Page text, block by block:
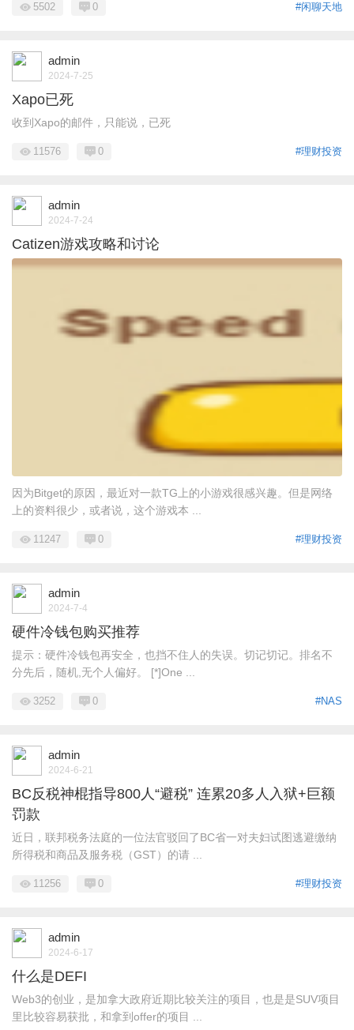
#闲聊天地
5502 0
admin
2024-7-25
Xapo已死
收到Xapo的邮件，只能说，已死
#理财投资
11576 0
admin
2024-7-24
Catizen游戏攻略和讨论
因为Bitget的原因，最近对一款TG上的小游戏很感兴趣。但是网络
上的资料很少，或者说，这个游戏本 ...
#理财投资
11247 0
admin
2024-7-4
硬件冷钱包购买推荐
提示：硬件冷钱包再安全，也挡不住人的失误。切记切记。排名不
分先后，随机,无个人偏好。 [*]One ...
#NAS
3252 0
admin
2024-6-21
BC反税神棍指导800人“避税” 连累20多人入狱+巨额
罚款
近日，联邦税务法庭的一位法官驳回了BC省一对夫妇试图逃避缴纳
所得税和商品及服务税（GST）的请 ...
#理财投资
11256 0
admin
2024-6-17
什么是DEFI
Web3的创业，是加拿大政府近期比较关注的项目，也是是SUV项目
里比较容易获批，和拿到offer的项目 ...